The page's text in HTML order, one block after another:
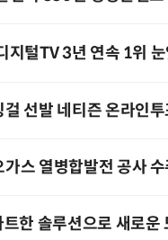
지털TV 3년 연속 1위
선발 네티즌 온라인투
스 열병합발전 공사 수
한 솔루션으로 새로운